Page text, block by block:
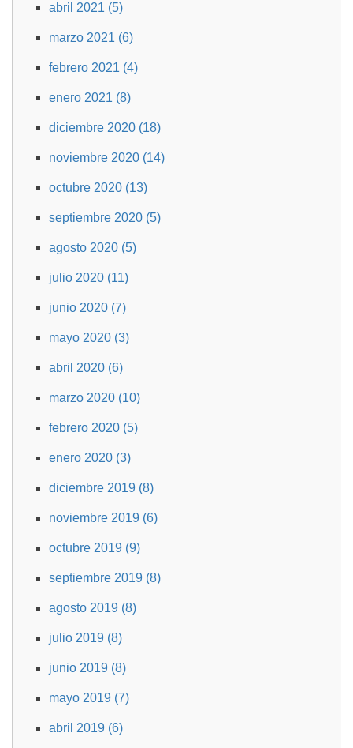
abril 2021 (5)
marzo 2021 (6)
febrero 2021 (4)
enero 2021 (8)
diciembre 2020 (18)
noviembre 2020 (14)
octubre 2020 (13)
septiembre 2020 (5)
agosto 2020 (5)
julio 2020 (11)
junio 2020 (7)
mayo 2020 (3)
abril 2020 (6)
marzo 2020 (10)
febrero 2020 (5)
enero 2020 (3)
diciembre 2019 (8)
noviembre 2019 (6)
octubre 2019 (9)
septiembre 2019 (8)
agosto 2019 (8)
julio 2019 (8)
junio 2019 (8)
mayo 2019 (7)
abril 2019 (6)